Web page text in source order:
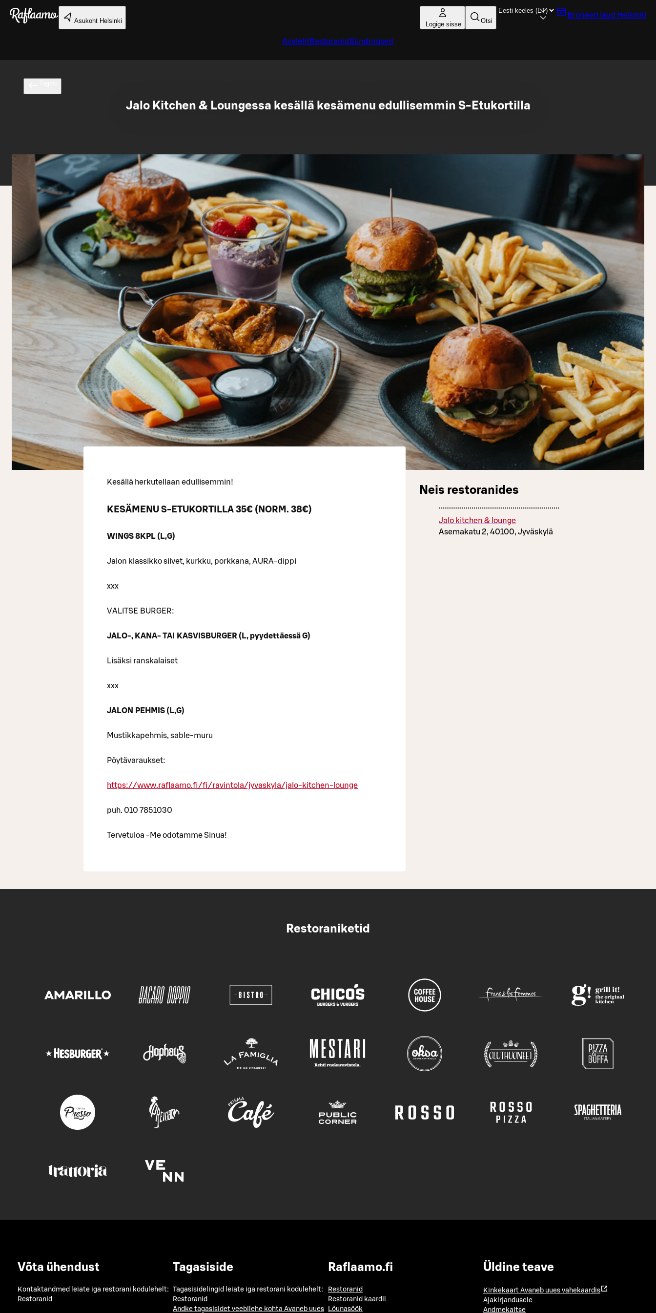
Liigu peamise sisu juurde
Asukoht Helsinki Logige sisse Otsi
Broneeri laud Helsinki
AvalehtRestoranidSündmused
Jalo Kitchen & Loungessa kesällä kesämenu edullisemmin S-Etukortilla
Kesällä herkutellaan edullisemmin!
KESÄMENU S-ETUKORTILLA 35€ (NORM. 38€)
WINGS 8KPL (L,G)
Jalon klassikko siivet, kurkku, porkkana, AURA-dippi
xxx
VALITSE BURGER:
JALO-, KANA- TAI KASVISBURGER (L, pyydettäessä G)
Lisäksi ranskalaiset
xxx
JALON PEHMIS (L,G)
Mustikkapehmis, sable-muru
Pöytävaraukset:
https://www.raflaamo.fi/fi/ravintola/jyvaskyla/jalo-kitchen-lounge
puh. 010 7851030
Tervetuloa -Me odotamme Sinua!
Neis restoranides
Jalo kitchen & lounge
Asemakatu 2, 40100, Jyväskylä
Restoraniketid
Võta ühendust
Kontaktandmed leiate iga restorani kodulehelt:
Restoranid
Tagasiside
Tagasisidelingid leiate iga restorani kodulehelt:
Restoranid
Andke tagasisidet veebilehe kohta Avaneb uues
Raflaamo.fi
Restoranid
Restoranid kaardil
Lõunasöök
Üldine teave
Kinkekaart Avaneb uues vahekaardis
Ajakirjandusele
Andmekaitse